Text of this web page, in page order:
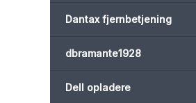
Dantax fjernbetjening
dbramante1928
Dell opladere